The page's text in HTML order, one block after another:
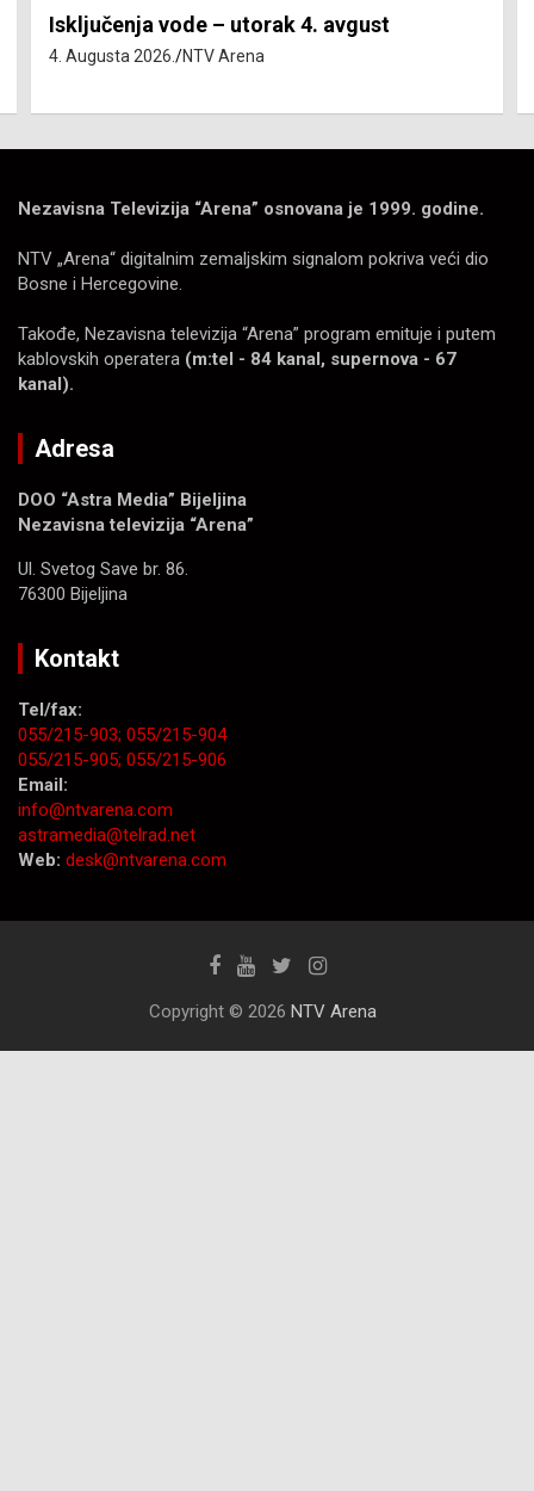
Isključenja vode – utorak 4. avgust
4. Augusta 2026. NTV Arena
Nezavisna Televizija “Arena” osnovana je 1999. godine.
NTV „Arena“ digitalnim zemaljskim signalom pokriva veći dio
Bosne i Hercegovine.
Takođe, Nezavisna televizija “Arena” program emituje i putem
kablovskih operatera (m:tel - 84 kanal, supernova - 67
kanal).
Adresa
DOO “Astra Media” Bijeljina
Nezavisna televizija “Arena”
Ul. Svetog Save br. 86.
76300 Bijeljina
Kontakt
Tel/fax:
055/215-903; 055/215-904
055/215-905; 055/215-906
Email:
info@ntvarena.com
astramedia@telrad.net
Web: desk@ntvarena.com
Copyright © 2026 NTV Arena